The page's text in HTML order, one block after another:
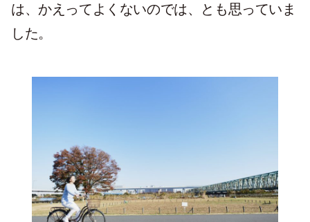
は、かえってよくないのでは、とも思っていま
した。